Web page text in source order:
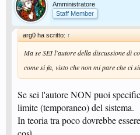
Amministratore
Staff Member
arg0 ha scritto: ↑
Ma se SEI l'autore della discussione di
come si fa, visto che non mi pare che ci
Se sei l'autore NON puoi
limite (temporaneo) del sistema.
In teoria tra poco dovrebbe